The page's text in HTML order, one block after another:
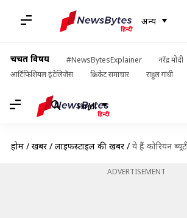
अन्य
चर्चित विषय #NewsBytesExplainer
नरेंद्र मोदी
आर्टिफिशियल इंटेलिजेंस
क्रिकेट समाचार राहुल गांधी
Hindi
होम / खबरें / लाइफस्टाइल की खबरें / ये हैं कोरियन ब्यूटी सीक्रेट्स,
ADVERTISEMENT